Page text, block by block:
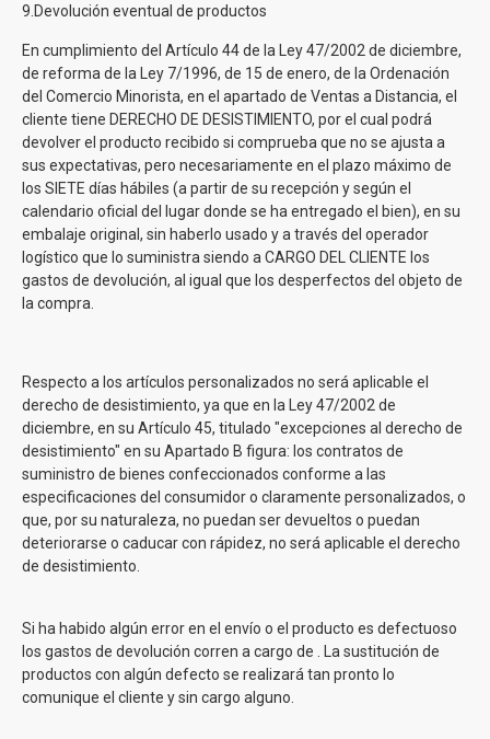
9.Devolución eventual de productos
En cumplimiento del Artículo 44 de la Ley 47/2002 de diciembre,
de reforma de la Ley 7/1996, de 15 de enero, de la Ordenación
del Comercio Minorista, en el apartado de Ventas a Distancia, el
cliente tiene DERECHO DE DESISTIMIENTO, por el cual podrá
devolver el producto recibido si comprueba que no se ajusta a
sus expectativas, pero necesariamente en el plazo máximo de
los SIETE días hábiles (a partir de su recepción y según el
calendario oficial del lugar donde se ha entregado el bien), en su
embalaje original, sin haberlo usado y a través del operador
logístico que lo suministra siendo a CARGO DEL CLIENTE los
gastos de devolución, al igual que los desperfectos del objeto de
la compra.
Respecto a los artículos personalizados no será aplicable el
derecho de desistimiento, ya que en la Ley 47/2002 de
diciembre, en su Artículo 45, titulado "excepciones al derecho de
desistimiento" en su Apartado B figura: los contratos de
suministro de bienes confeccionados conforme a las
especificaciones del consumidor o claramente personalizados, o
que, por su naturaleza, no puedan ser devueltos o puedan
deteriorarse o caducar con rápidez, no será aplicable el derecho
de desistimiento.
Si ha habido algún error en el envío o el producto es defectuoso
los gastos de devolución corren a cargo de
. La sustitución de
productos con algún defecto se realizará tan pronto lo
comunique el cliente y sin cargo alguno.